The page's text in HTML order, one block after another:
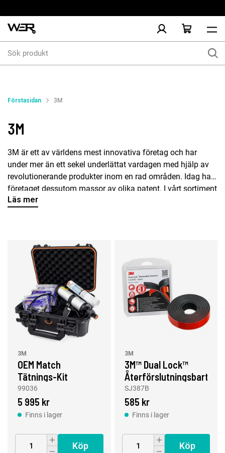
produkt
Förstasidan 3M
3M
3M är ett av världens mest innovativa företag och har
under mer än ett sekel underlättat vardagen med hjälp av
revolutionerande produkter inom en rad områden. Idag har
företaget dessutom massor av olika patent. I vårt sortiment
hittar du slip, kap, nav, tejp och lim samt skydd från 3M.
Läs mer
3M
OEM Match
Tätnings-Kit
99036
5 995 kr
Finns i lager
Köp
3M
3M™ Dual Lock™
Återförslutningsbart
SJ3870, Svart, 25
mm x 2.5, 6,1mm
SJ387B
585 kr
Finns i lager
Köp